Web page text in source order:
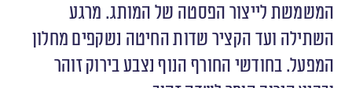
המשמשת לייצור הפסטה של המותג. מרגע
השתילה ועד הקציר שדות החיטה נשקפים מחלון
המפעל. בחודשי החורף הנוף נצבע בירוק זוהר